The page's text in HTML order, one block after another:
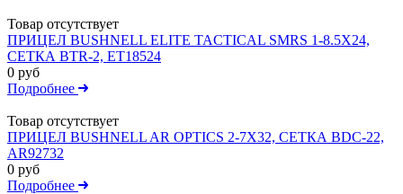
Товар отсутствует
ПРИЦЕЛ BUSHNELL ELITE TACTICAL SMRS 1-8.5Х24,
СЕТКА BTR-2, ET18524
0 руб
Подробнее
Товар отсутствует
ПРИЦЕЛ BUSHNELL AR OPTICS 2-7X32, СЕТКА BDC-22,
AR92732
0 руб
Подробнее